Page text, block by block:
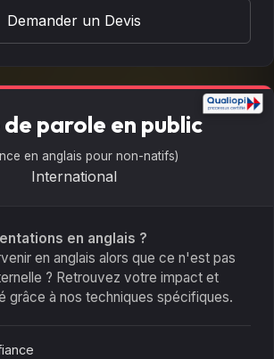
Demander un Devis
de parole en public
en anglais pour non-natifs)
International
en anglais ?
en anglais alors que ce n'est pas
? Retrouvez votre impact et
grâce à nos techniques spécifiques.